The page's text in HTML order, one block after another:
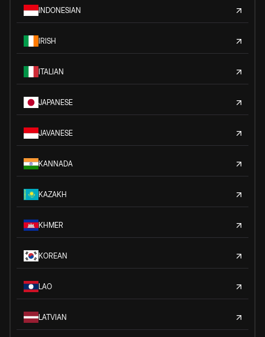
INDONESIAN
IRISH
ITALIAN
JAPANESE
JAVANESE
KANNADA
KAZAKH
KHMER
KOREAN
LAO
LATVIAN